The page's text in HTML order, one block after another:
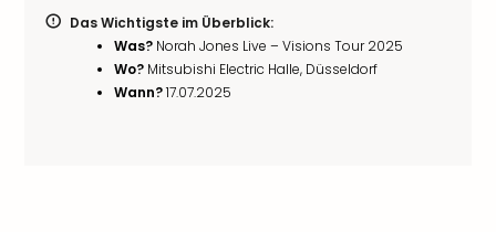
Das Wichtigste im Überblick:
Was? Norah Jones Live – Visions Tour 2025
Wo? Mitsubishi Electric Halle, Düsseldorf
Wann?17.07.2025